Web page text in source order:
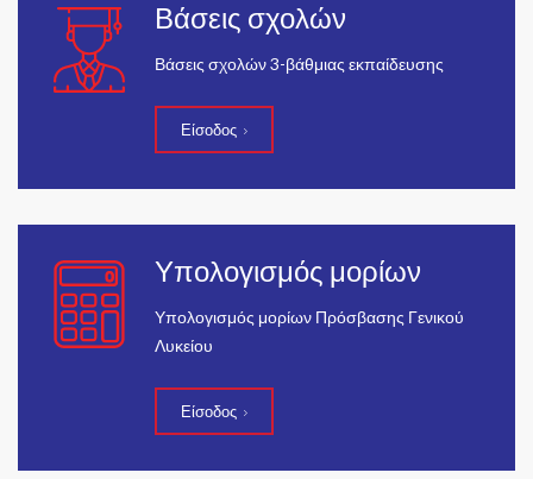
Βάσεις σχολών
Βάσεις σχολών 3-βάθμιας εκπαίδευσης
Είσοδος
Υπολογισμός μορίων
Υπολογισμός μορίων Πρόσβασης Γενικού
Λυκείου
Είσοδος